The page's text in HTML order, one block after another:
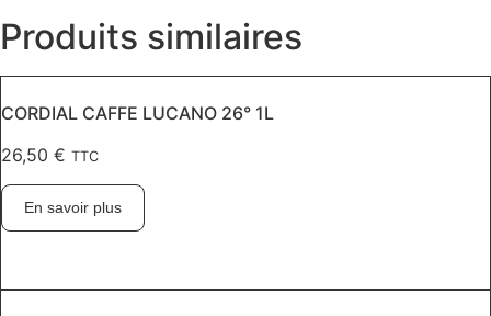
Produits similaires
CORDIAL CAFFE LUCANO 26° 1L
26,50 € TTC
En savoir plus